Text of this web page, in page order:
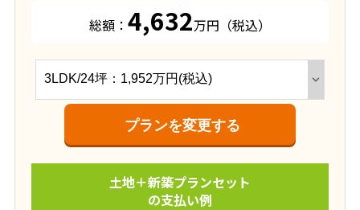
総額： 4,632万円（税込）
プランを変更する
土地＋新築プランセット
の支払い例